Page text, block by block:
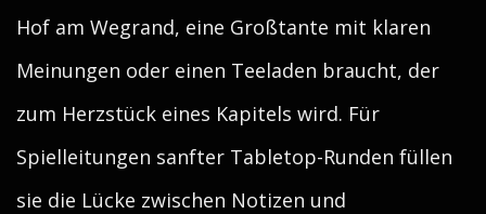
Hof am Wegrand, eine Großtante mit klaren
Meinungen oder einen Teeladen braucht, der
zum Herzstück eines Kapitels wird. Für
Spielleitungen sanfter Tabletop-Runden füllen
sie die Lücke zwischen Notizen und